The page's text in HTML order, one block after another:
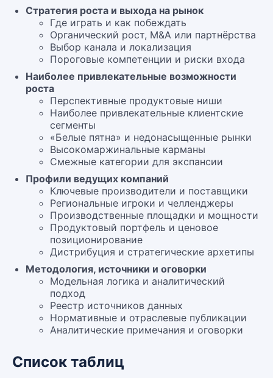
Стратегия роста и выхода на рынок
Где играть и как побеждать
Органический рост, M&A или партнёрства
Выбор канала и локализация
Пороговые компетенции и риски входа
Наиболее привлекательные возможности
роста
Перспективные продуктовые ниши
Наиболее привлекательные клиентские
сегменты
«Белые пятна» и недонасыщенные рынки
Высокомаржинальные карманы
Смежные категории для экспансии
Профили ведущих компаний
Ключевые производители и поставщики
Региональные игроки и челленджеры
Производственные площадки и мощности
Продуктовый портфель и ценовое
позиционирование
Дистрибуция и стратегические архетипы
Методология, источники и оговорки
Модельная логика и аналитический
подход
Реестр источников данных
Нормативные и отраслевые публикации
Аналитические примечания и оговорки
Список таблиц